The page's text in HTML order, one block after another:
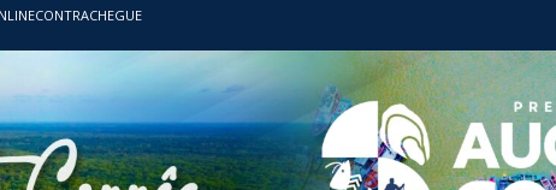
CONTRACHEGUE